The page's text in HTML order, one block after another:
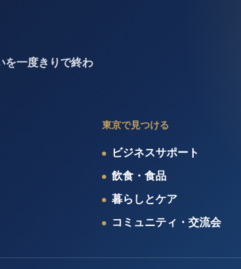
を一度きりで終わ
東京で見つける
ビジネスサポート
飲食・食品
暮らしとケア
コミュニティ・交流会